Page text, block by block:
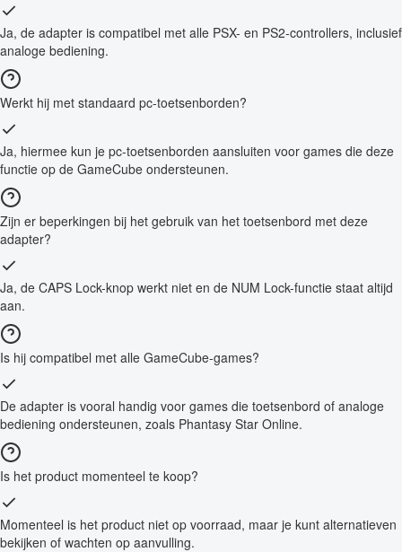
Ja, de adapter is compatibel met alle PSX- en PS2-controllers, inclusief
analoge bediening.
Werkt hij met standaard pc-toetsenborden?
Ja, hiermee kun je pc-toetsenborden aansluiten voor games die deze
functie op de GameCube ondersteunen.
Zijn er beperkingen bij het gebruik van het toetsenbord met deze
adapter?
Ja, de CAPS Lock-knop werkt niet en de NUM Lock-functie staat altijd
aan.
Is hij compatibel met alle GameCube-games?
De adapter is vooral handig voor games die toetsenbord of analoge
bediening ondersteunen, zoals Phantasy Star Online.
Is het product momenteel te koop?
Momenteel is het product niet op voorraad, maar je kunt alternatieven
bekijken of wachten op aanvulling.